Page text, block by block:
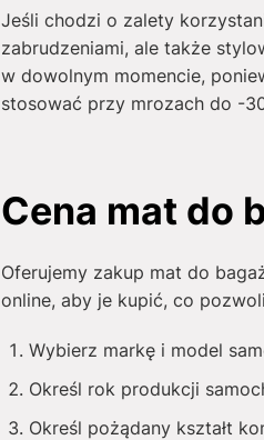
Jeśli chodzi o zalety
zabrudzeniami, ale także
w dowolnym momencie,
stosować przy mrozach do -
Cena mat do
Oferujemy zakup mat do
online, aby je kupić, co
Wybierz markę i model
Określ rok produkcji
Określ pożądany kształt